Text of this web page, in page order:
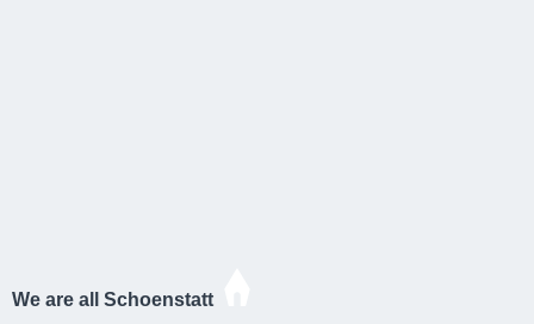
We are all Schoenstatt